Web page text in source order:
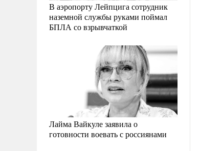
В аэропорту Лейпцига сотрудник
наземной службы руками поймал
БПЛА со взрывчаткой
Лайма Вайкуле заявила о
готовности воевать с россиянами